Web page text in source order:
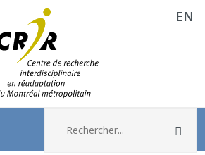
au contenu EN
menu